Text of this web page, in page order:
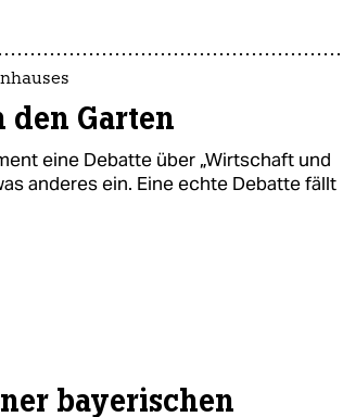
den Garten
eine Debatte über „Wirtschaft und
anderes ein. Eine echte Debatte fällt
bayerischen